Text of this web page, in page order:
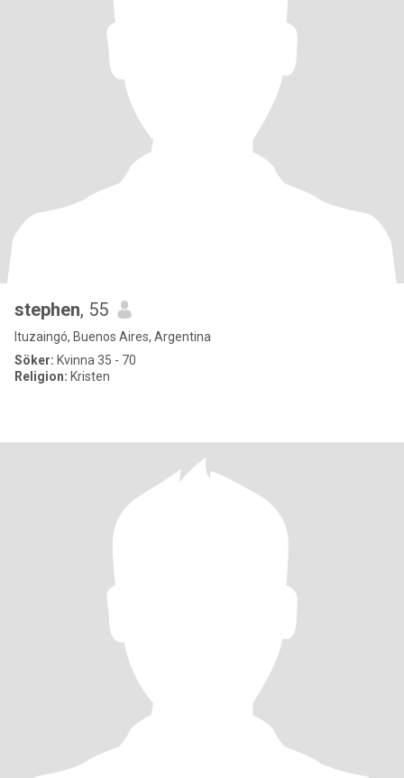
stephen, 55
Ituzaingó, Buenos Aires, Argentina
Söker: Kvinna 35 - 70
Religion: Kristen